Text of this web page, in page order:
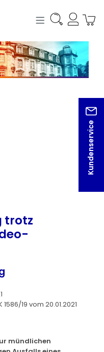
Kundenservice
trotz
19 vom 20.01.2021
mündlichen